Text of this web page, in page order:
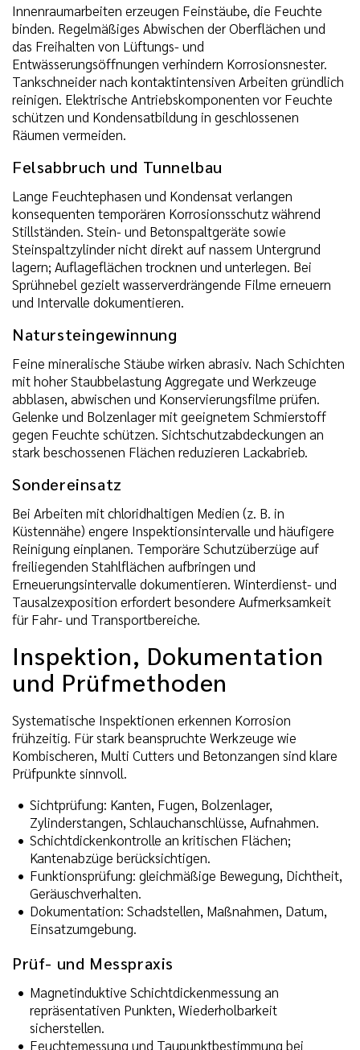
Innenraumarbeiten erzeugen Feinstäube, die Feuchte
binden. Regelmäßiges Abwischen der Oberflächen und
das Freihalten von Lüftungs- und
Entwässerungsöffnungen verhindern Korrosionsnester.
Tankschneider nach kontaktintensiven Arbeiten gründlich
reinigen. Elektrische Antriebskomponenten vor Feuchte
schützen und Kondensatbildung in geschlossenen
Räumen vermeiden.
Felsabbruch und Tunnelbau
Lange Feuchtephasen und Kondensat verlangen
konsequenten temporären Korrosionsschutz während
Stillständen. Stein- und Betonspaltgeräte sowie
Steinspaltzylinder nicht direkt auf nassem Untergrund
lagern; Auflageflächen trocknen und unterlegen. Bei
Sprühnebel gezielt wasserverdrängende Filme erneuern
und Intervalle dokumentieren.
Natursteingewinnung
Feine mineralische Stäube wirken abrasiv. Nach Schichten
mit hoher Staubbelastung Aggregate und Werkzeuge
abblasen, abwischen und Konservierungsfilme prüfen.
Gelenke und Bolzenlager mit geeignetem Schmierstoff
gegen Feuchte schützen. Sichtschutzabdeckungen an
stark beschossenen Flächen reduzieren Lackabrieb.
Sondereinsatz
Bei Arbeiten mit chloridhaltigen Medien (z. B. in
Küstennähe) engere Inspektionsintervalle und häufigere
Reinigung einplanen. Temporäre Schutzüberzüge auf
freiliegenden Stahlflächen aufbringen und
Erneuerungsintervalle dokumentieren. Winterdienst- und
Tausalzexposition erfordert besondere Aufmerksamkeit
für Fahr- und Transportbereiche.
Inspektion, Dokumentation
und Prüfmethoden
Systematische Inspektionen erkennen Korrosion
frühzeitig. Für stark beanspruchte Werkzeuge wie
Kombischeren, Multi Cutters und Betonzangen sind klare
Prüfpunkte sinnvoll.
Sichtprüfung: Kanten, Fugen, Bolzenlager,
Zylinderstangen, Schlauchanschlüsse, Aufnahmen.
Schichtdickenkontrolle an kritischen Flächen;
Kantenabzüge berücksichtigen.
Funktionsprüfung: gleichmäßige Bewegung, Dichtheit,
Geräuschverhalten.
Dokumentation: Schadstellen, Maßnahmen, Datum,
Einsatzumgebung.
Prüf- und Messpraxis
Magnetinduktive Schichtdickenmessung an
repräsentativen Punkten, Wiederholbarkeit
sicherstellen.
Feuchtemessung und Taupunktbestimmung bei